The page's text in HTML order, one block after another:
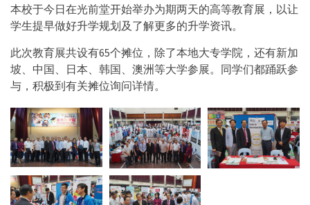
本校于今日在光前堂开始举办为期两天的高等教育展，以让
学生提早做好升学规划及了解更多的升学资讯。
此次教育展共设有65个摊位，除了本地大专学院，还有新加
坡、中国、日本、韩国、澳洲等大学参展。同学们都踊跃参
与，积极到有关摊位询问详情。